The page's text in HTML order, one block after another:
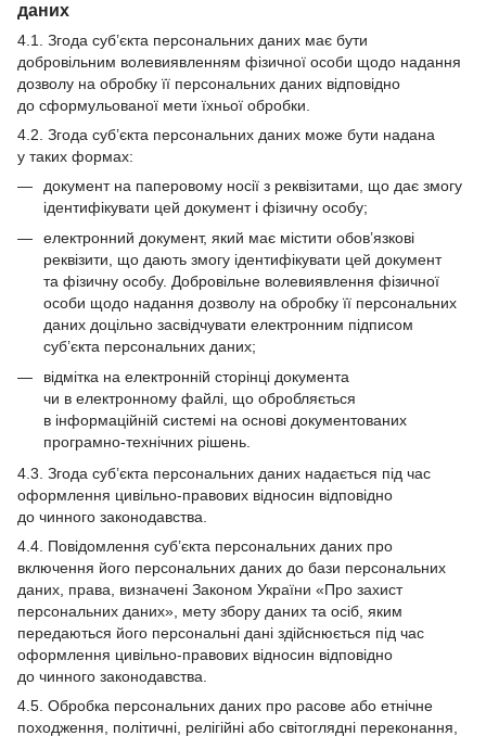
даних
4.1. Згода суб’єкта персональних даних має бути
добровільним волевиявленням фізичної особи щодо надання
дозволу на обробку її персональних даних відповідно
до сформульованої мети їхньої обробки.
4.2. Згода суб’єкта персональних даних може бути надана
у таких формах:
документ на паперовому носії з реквізитами, що дає змогу
ідентифікувати цей документ і фізичну особу;
електронний документ, який має містити обов’язкові
реквізити, що дають змогу ідентифікувати цей документ
та фізичну особу. Добровільне волевиявлення фізичної
особи щодо надання дозволу на обробку її персональних
даних доцільно засвідчувати електронним підписом
суб’єкта персональних даних;
відмітка на електронній сторінці документа
чи в електронному файлі, що обробляється
в інформаційній системі на основі документованих
програмно-технічних рішень.
4.3. Згода суб’єкта персональних даних надається під час
оформлення цивільно-правових відносин відповідно
до чинного законодавства.
4.4. Повідомлення суб’єкта персональних даних про
включення його персональних даних до бази персональних
даних, права, визначені Законом України «Про захист
персональних даних», мету збору даних та осіб, яким
передаються його персональні дані здійснюється під час
оформлення цивільно-правових відносин відповідно
до чинного законодавства.
4.5. Обробка персональних даних про расове або етнічне
походження, політичні, релігійні або світоглядні переконання,